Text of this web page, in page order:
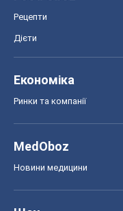
Рецепти
Дієти
Економіка
Ринки та компанії
MedOboz
Новини медицини